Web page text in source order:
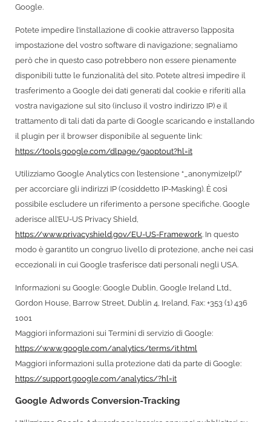
Google.
Potete impedire l’installazione di cookie attraverso l’apposita
impostazione del vostro software di navigazione; segnaliamo
però che in questo caso potrebbero non essere pienamente
disponibili tutte le funzionalità del sito. Potete altresì impedire il
trasferimento a Google dei dati generati dal cookie e riferiti alla
vostra navigazione sul sito (incluso il vostro indirizzo IP) e il
trattamento di tali dati da parte di Google scaricando e installando
il plugin per il browser disponibile al seguente link:
https://tools.google.com/dlpage/gaoptout?hl=it
Utilizziamo Google Analytics con l’estensione “_anonymizeIp()”
per accorciare gli indirizzi IP (cosiddetto IP-Masking). È così
possibile escludere un riferimento a persone specifiche. Google
aderisce all’EU-US Privacy Shield,
https://www.privacyshield.gov/EU-US-Framework. In questo
modo è garantito un congruo livello di protezione, anche nei casi
eccezionali in cui Google trasferisce dati personali negli USA.
Informazioni su Google: Google Dublin, Google Ireland Ltd.,
Gordon House, Barrow Street, Dublin 4, Ireland, Fax: +353 (1) 436
1001
Maggiori informazioni sui Termini di servizio di Google:
https://www.google.com/analytics/terms/it.html
Maggiori informazioni sulla protezione dati da parte di Google:
https://support.google.com/analytics/?hl=it
Google Adwords Conversion-Tracking